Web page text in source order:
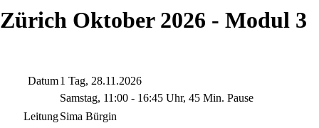
Zürich Oktober 2026 - Modul 3
Datum1 Tag, 28.11.2026
Samstag, 11:00 - 16:45 Uhr, 45 Min. Pause
LeitungSima Bürgin